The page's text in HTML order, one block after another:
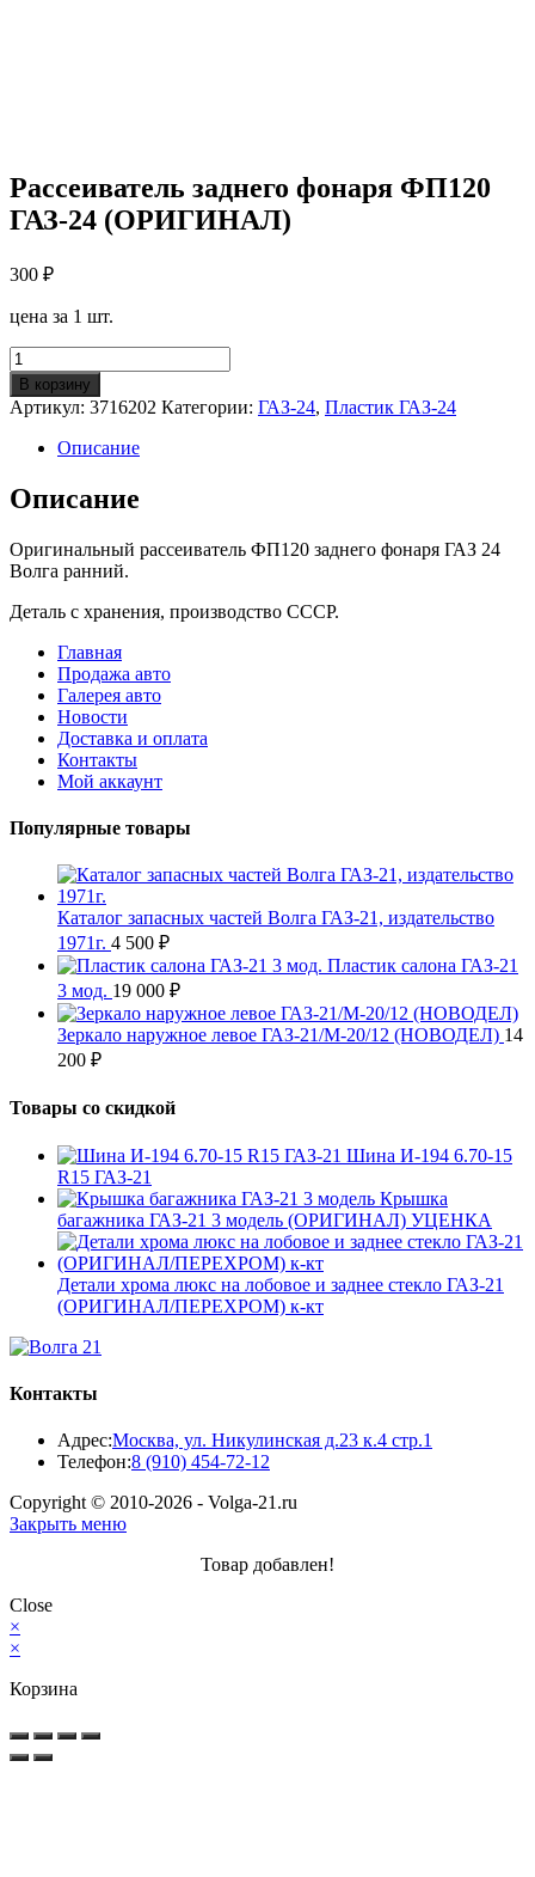
Рассеиватель заднего фонаря ФП120
ГАЗ-24 (ОРИГИНАЛ)
300 ₽
цена за 1 шт.
Количество
Рассеиватель
заднего
фонаря
ФП120
ГАЗ-24
(ОРИГИНАЛ)
В корзину
Артикул: 3716202 Категории: ГАЗ-24, Пластик ГАЗ-24
Описание
Описание
Оригинальный рассеиватель ФП120 заднего фонаря ГАЗ 24
Волга ранний.
Деталь с хранения, производство СССР.
Главная
Продажа авто
Галерея авто
Новости
Доставка и оплата
Контакты
Мой аккаунт
Популярные товары
Каталог запасных частей Волга ГАЗ-21, издательство
1971г. 4 500 ₽
Пластик салона ГАЗ-21
3 мод. 19 000 ₽
Зеркало наружное левое ГАЗ-21/М-20/12 (НОВОДЕЛ) 14
200 ₽
Товары со скидкой
Шина И-194 6.70-15
R15 ГАЗ-21
Крышка
багажника ГАЗ-21 3 модель (ОРИГИНАЛ) УЦЕНКА
Детали хрома люкс на лобовое и заднее стекло ГАЗ-21
(ОРИГИНАЛ/ПЕРЕХРОМ) к-кт
Контакты
Адрес:Москва, ул. Никулинская д.23 к.4 стр.1
Телефон:8 (910) 454-72-12
вашем
Copyright © 2010-2026 - Volga-21.ru
Закрыть меню
Товар добавлен!
Close
×
×
Корзина